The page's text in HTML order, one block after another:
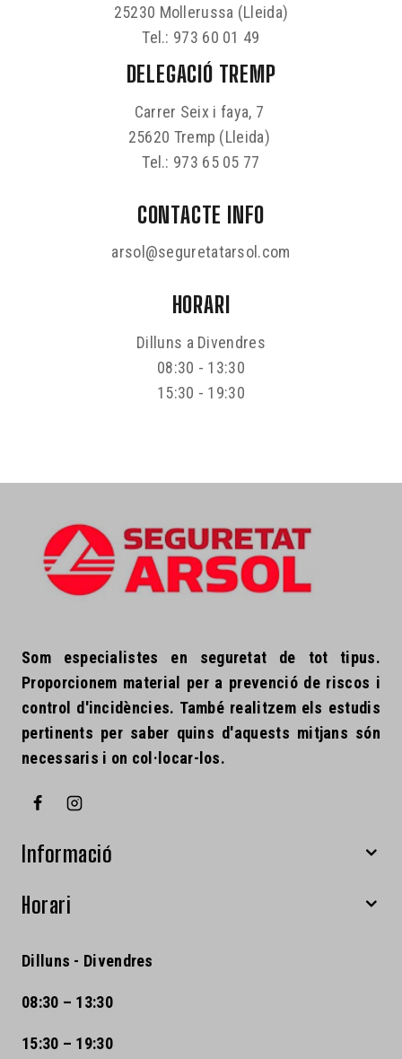
25230 Mollerussa (Lleida)
Tel.: 973 60 01 49
DELEGACIÓ TREMP
Carrer Seix i faya, 7
25620 Tremp (Lleida)
Tel.: 973 65 05 77
CONTACTE INFO
arsol@seguretatarsol.com
HORARI
Dilluns a Divendres
08:30 - 13:30
15:30 - 19:30
Som especialistes en seguretat de tot tipus.
Proporcionem material per a prevenció de riscos i
control d'incidències. També realitzem els estudis
pertinents per saber quins d'aquests mitjans són
necessaris i on col·locar-los.
Informació
Horari
Dilluns - Divendres
08:30 – 13:30
15:30 – 19:30